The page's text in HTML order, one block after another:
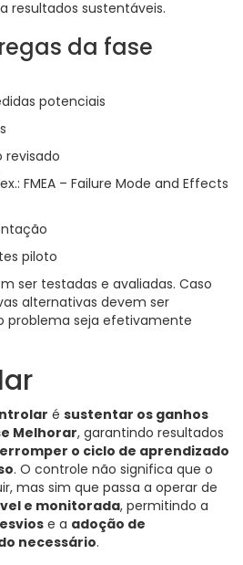
resultados sustentáveis.
da fase
potenciais
revisado
FMEA – Failure Mode and Effects
piloto
ser testadas e avaliadas. Caso
alternativas devem ser
problema seja efetivamente
é sustentar os ganhos
Melhorar, garantindo resultados
o ciclo de aprendizado
. O controle não significa que o
mas sim que passa a operar de
e monitorada, permitindo a
e a adoção de
necessário.